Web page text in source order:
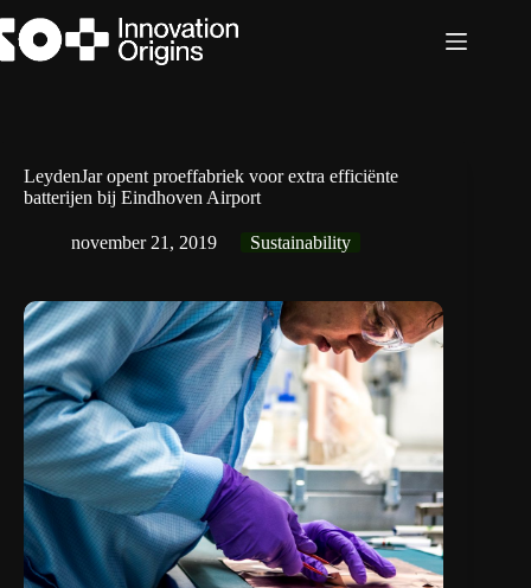
naar
de
LeydenJar opent proeffabriek voor extra efficiënte
batterijen bij Eindhoven Airport
november 21, 2019 Sustainability